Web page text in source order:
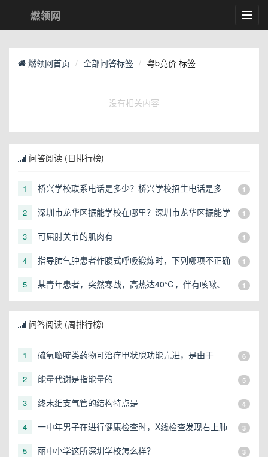
燃领网
燃领网首页 全部问答标签 粤b竞价 标签
没有相关内容
问答阅读 (日排行榜)
1
桥兴学校联系电话是多少？桥兴学校招生电话是多
1
2
深圳市龙华区振能学校在哪里？深圳市龙华区振能学
1
3 可屈肘关节的肌肉有 1
4 指导肺气肿患者作腹式呼吸锻炼时，下列哪项不正确 1
5
某青年患者，突然寒战，高热达40℃，伴有咳嗽、
胸痛，2h前服阿司匹林，出大汗后热退，血压10．6
／6．5kPa，脉搏102次／min，神志清，四肢暖，白
细胞20×10的9次方／L，胸片为右上肺大片状阴影，
1
问答阅读 (周排行榜)
1 硫氧嘧啶类药物可治疗甲状腺功能亢进，是由于 6
2 能量代谢是指能量的 5
3 终末细支气管的结构特点是 4
4
一中年男子在进行健康检查时，X线检查发现右上肺
3
5 丽中小学这所深圳学校怎么样？ 3